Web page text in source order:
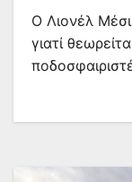
Ο Λιονέλ
γιατί